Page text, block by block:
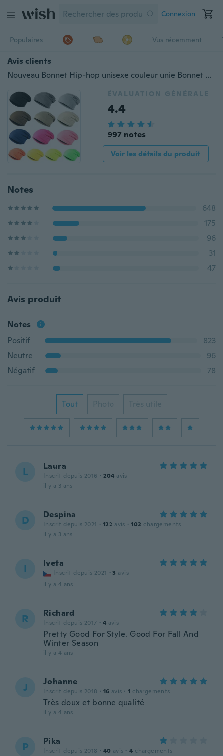
Connexion
Populaires Vus récemment
Avis clients
Nouveau Bonnet Hip-hop unisexe couleur unie Bonnet Bonnet Hiver Slouch 9 Couleurs Taille Unique Elastique
ÉVALUATION GÉNÉRALE
4.4
997 notes
Voir les détails du produit
Notes
648
175
96
31
47
Avis produit
Notes
Positif
823
Neutre
96
Négatif
78
Tout Photo Très utile
L Laura
Inscrit depuis 2016 · 204 avis
il y a 3 ans
D Despina
Inscrit depuis 2021 · 122 avis · 102 chargements
il y a 3 ans
I Iveta
Inscrit depuis 2021 · 3 avis
il y a 4 ans
R Richard
Inscrit depuis 2017 · 4 avis
Pretty Good For Style. Good For Fall And
Winter Season
il y a 4 ans
J Johanne
Inscrit depuis 2018 · 16 avis · 1 chargements
Très doux et bonne qualité
il y a 4 ans
P Pika
Inscrit depuis 2018 · 40 avis · 4 chargements